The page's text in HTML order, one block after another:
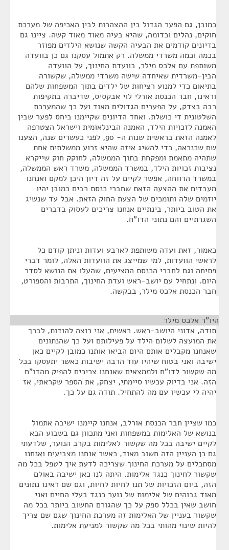
כמובן, גם הפער הגדול בין ההצהרות לבין האכיפה של מערכת
חוקים, נהלים וכדומה, שהיא בעיה מאוד מאוד קשה. ציינו גם
בדיונים קודמים את הבעיה הקשה שנושא הילדים מפוזר
בכמה וכמה משרדי ממשלה. רק אתמול עסקנו גם כן בוועדה
משותפת עם אלכס מילר, בוועדת החינוך, על הוועדה
הבין-משרדית שאיחדה שישה משרדי ממשלה, שקשורה
בתיאום כדי למנוע רציחות של ילדים בתוך המשפחות שלהם
וראינו, חבר הכנסת אורלי לוי אבקסיס, שדיברה בתקיפות
רבה בצדק, על הפערים הגדולים מאוד ועל כך שהמערכת
השלטונית די כושלת. ואחד הדיונים שקיימנו ביחס לפער שבין
האמנה לזכויות הילד, האמנה הבינלאומית וישראל הצטרפה
לאמנה הזאת בראשית שנות ה- 90, לפני כעשרים שנה, הצענו
שם שכנראה, כדי להשיג איזה שהיא זרוע ממשלתית אחת
שתהיה מתאמת ומפקחת בתוך הממשלה, לחוקק חוק שייקרא
נציבות זכויות הילד, במשרד הממשלה, משרד ראש הממשלה,
במשרד הרווחה, אפשר לקיים על זה דיון היכן למקם ואנחנו
מעבדים את ההצעה הזאת שחברי כנסת רבים כמובן יהיו
יוזמים שלה ותומכים של הצעת החוק הזאת. אבל עד שנשיג
את הטוב ביותר, בינתיים אנחנו צריכים לעסוק בדברים
השגרתיים והם נתוני הדו"ח.
כאמור, זאת ועדה משותפת לארבע ועדות וניתן קודם כל
לראשי הוועדות, למי שמייצג את הוועדות האלה, לומר דברי
פתיחה וגם לחברי הכנסת המציעים, שהעלו את הנושא לסדר
היום. ונתחיל עם יושב-ראש ועדת החינוך, התרבות והספורט,
חבר הכנסת אלכס מילר, בבקשה.
היו"ר אלכס מילר
תודה, אדוני היושב-ראש. ראשית, אני רוצה להודות, לברך
את המועצה לשלום הילד על פעילותם ועל כך שהנתונים
שאנחנו מקבלים אותם היום הביאו אותנו כמובן לקיים כאן
ישיבה ואני בטוח שיהיו עוד הרבה ישיבות כאשר יתעסקו בכל
מה שקשור לדו"ח ולממצאים שאנחנו צריכים להפיק מהדו"ח
הזה. אני בדיוק עכשיו סיימתי, יצחק, את הספר שקראתי, אז
יהיה לי עכשיו עם מה להתחיל. תודה גם על כך.
כמו שציין חבר הכנסת אורלב, אנחנו קיימנו ישיבה אתמול
בנושא של האלימות במשפחות ואני מתכוון גם בשבוע הבא
לקיים ישיבה בכל מה שקשור לאלימות בקרב הנוער, שלדעתי
גם כן העניין הזה חשוב מאוד, כאשר אנחנו מצביעים ואנחנו
מסתכלים על מערכת החינוך שצריכה לדעת איך לטפל בכל מה
שקשור לחינוך כנגד אלימות. היתה לנו כאן ישיבה באולם
הזה, ביום הזכויות של תנו לחיות לחיות, וגם שם ראינו נתונים
מאוד גבוהים של אלימות של נוער כנגד בעלי החיים ואני
חושב שאין בכלל ספק על כך שהגורם החשוב ביותר בכל מה
שקשור בעניין של האלימות זה מערכת החינוך שגם שם צריך
להיות שינוי מהותי בכל מה שקשור למניעת אלימות.